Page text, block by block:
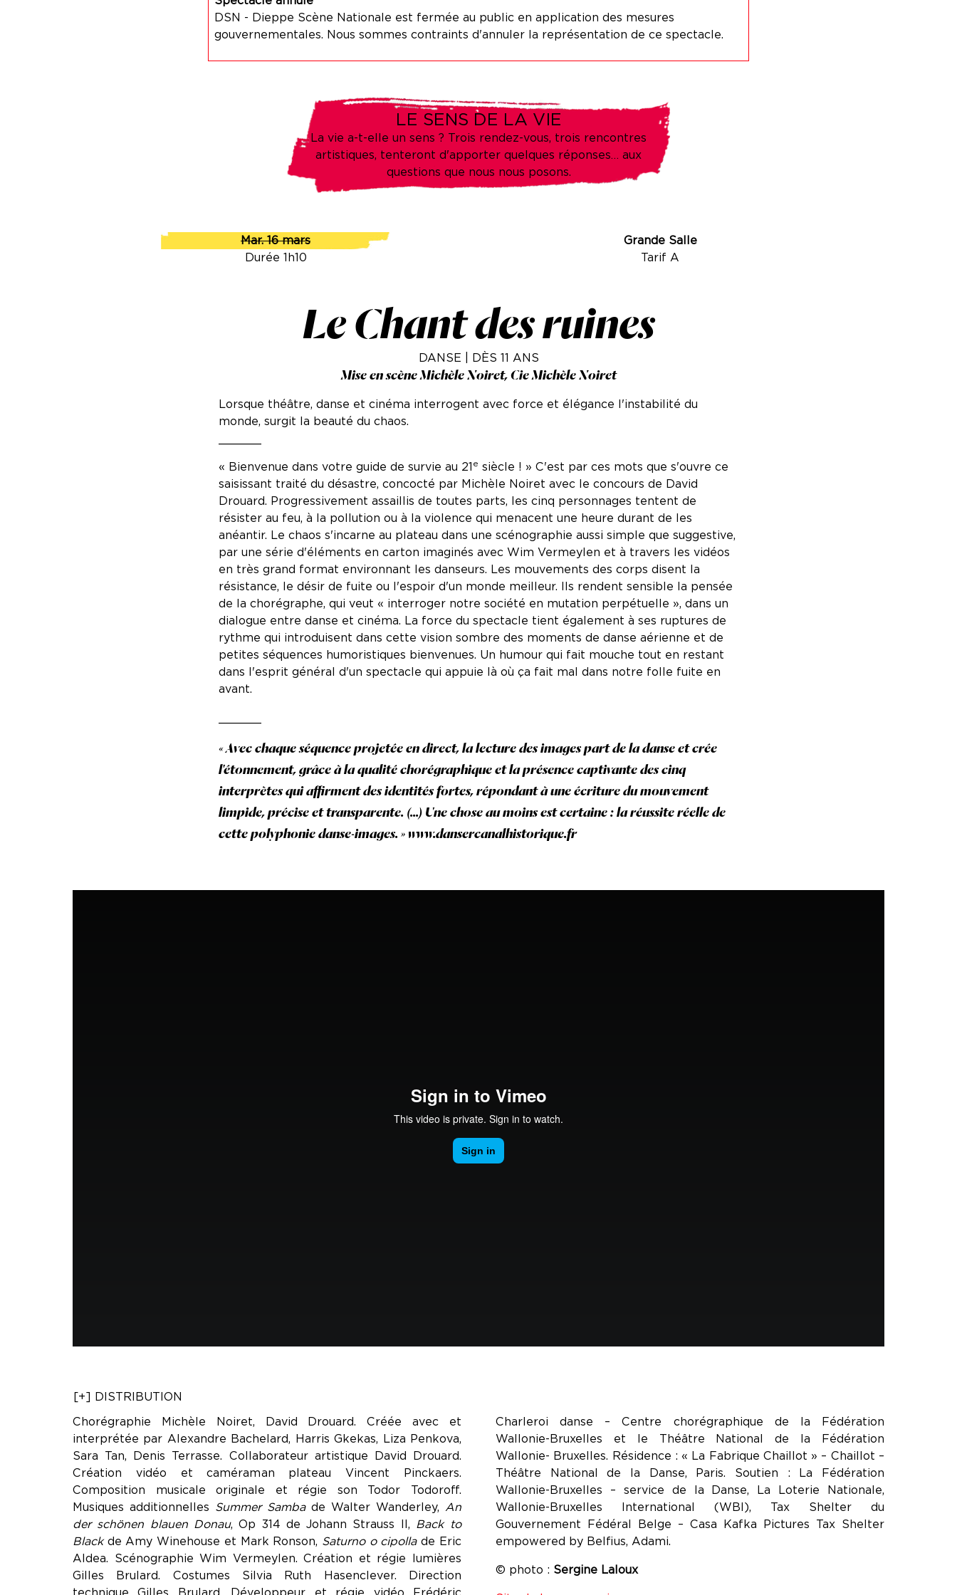
DSN - Dieppe Scène Nationale est fermée au public en application des mesures
gouvernementales. Nous sommes contraints d'annuler la représentation de ce spectacle.
LE SENS DE LA VIE
La vie a-t-elle un sens ? Trois rendez-vous, trois rencontres
artistiques, tenteront d'apporter quelques réponses… aux
questions que nous nous posons.
Mar. 16 mars
Durée 1h10
Grande Salle
Tarif A
Le Chant des ruines
DANSE | DÈS 11 ANS
Mise en scène Michèle Noiret, Cie Michèle Noiret
Lorsque théâtre, danse et cinéma interrogent avec force et élégance l'instabilité du
monde, surgit la beauté du chaos.
« Bienvenue dans votre guide de survie au 21 e siècle ! » C'est par ces mots que s'ouvre ce
saisissant traité du désastre, concocté par Michèle Noiret avec le concours de David
Drouard. Progressivement assaillis de toutes parts, les cinq personnages tentent de
résister au feu, à la pollution ou à la violence qui menacent une heure durant de les
anéantir. Le chaos s'incarne au plateau dans une scénographie aussi simple que suggestive,
par une série d'éléments en carton imaginés avec Wim Vermeylen et à travers les vidéos
en très grand format environnant les danseurs. Les mouvements des corps disent la
résistance, le désir de fuite ou l'espoir d'un monde meilleur. Ils rendent sensible la pensée
de la chorégraphe, qui veut « interroger notre société en mutation perpétuelle », dans un
dialogue entre danse et cinéma. La force du spectacle tient également à ses ruptures de
rythme qui introduisent dans cette vision sombre des moments de danse aérienne et de
petites séquences humoristiques bienvenues. Un humour qui fait mouche tout en restant
dans l'esprit général d'un spectacle qui appuie là où ça fait mal dans notre folle fuite en
avant.
« Avec chaque séquence projetée en direct, la lecture des images part de la danse et crée
l'étonnement, grâce à la qualité chorégraphique et la présence captivante des cinq
interprètes qui affirment des identités fortes, répondant à une écriture du mouvement
limpide, précise et transparente. (...) Une chose au moins est certaine : la réussite réelle de
cette polyphonie danse-images. » www.dansercanalhistorique.fr
[+] DISTRIBUTION
Chorégraphie Michèle Noiret, David Drouard. Créée avec et
interprétée par Alexandre Bachelard, Harris Gkekas, Liza Penkova,
Sara Tan, Denis Terrasse. Collaborateur artistique David Drouard.
Création vidéo et caméraman plateau Vincent Pinckaers.
Composition musicale originale et régie son Todor Todoroff.
Musiques additionnelles Summer Sambade Walter Wanderley, An
der schönen blauen Donau, Op 314 de Johann Strauss II, Back to
Blackde Amy Winehouse et Mark Ronson, Saturno o cipollade Eric
Aldea. Scénographie Wim Vermeylen. Création et régie lumières
Gilles Brulard. Costumes Silvia Ruth Hasenclever. Direction
Charleroi danse – Centre chorégraphique de la Fédération
Wallonie-Bruxelles et le Théâtre National de la Fédération
Wallonie- Bruxelles. Résidence : « La Fabrique Chaillot » – Chaillot –
Théâtre National de la Danse, Paris. Soutien : La Fédération
Wallonie-Bruxelles – service de la Danse, La Loterie Nationale,
Wallonie-Bruxelles International (WBI), Tax Shelter du
Gouvernement Fédéral Belge – Casa Kafka Pictures Tax Shelter
empowered by Belfius, Adami.
© photo : Sergine Laloux